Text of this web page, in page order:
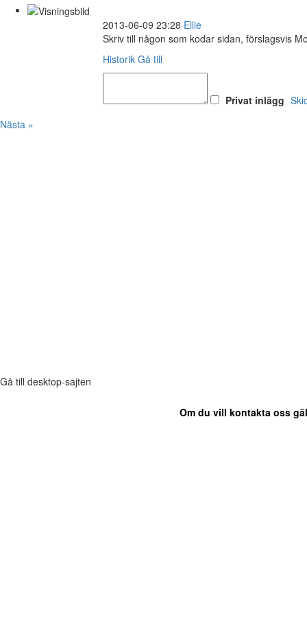
2013-06-09 23:28 Ellie
Skriv till någon som kodar sidan, förslagsvis
Historik Gå till
Privat inlägg
Nästa »
Gå till desktop-sajten
Om du vill kontakta oss